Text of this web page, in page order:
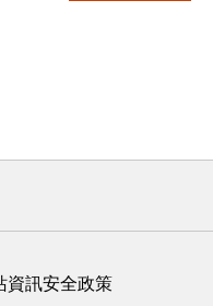
資訊安全政策